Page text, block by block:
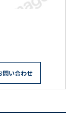
問い合わせ